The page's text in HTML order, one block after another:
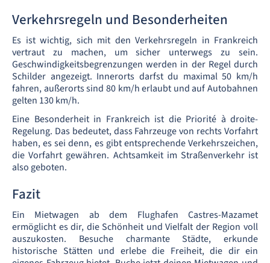
Verkehrsregeln und Besonderheiten
Es ist wichtig, sich mit den Verkehrsregeln in Frankreich
vertraut zu machen, um sicher unterwegs zu sein.
Geschwindigkeitsbegrenzungen werden in der Regel durch
Schilder angezeigt. Innerorts darfst du maximal 50 km/h
fahren, außerorts sind 80 km/h erlaubt und auf Autobahnen
gelten 130 km/h.
Eine Besonderheit in Frankreich ist die Priorité à droite-
Regelung. Das bedeutet, dass Fahrzeuge von rechts Vorfahrt
haben, es sei denn, es gibt entsprechende Verkehrszeichen,
die Vorfahrt gewähren. Achtsamkeit im Straßenverkehr ist
also geboten.
Fazit
Ein Mietwagen ab dem Flughafen Castres-Mazamet
ermöglicht es dir, die Schönheit und Vielfalt der Region voll
auszukosten. Besuche charmante Städte, erkunde
historische Stätten und erlebe die Freiheit, die dir ein